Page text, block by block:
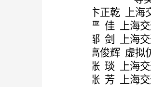
卞正乾
上
严 佳
上海
邹 剑
上海
高俊辉 虚拟
张 琰 上海
张 芳
上海